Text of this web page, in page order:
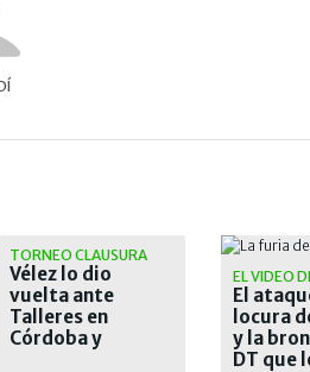
TORNEO CLAUSURA
Vélez lo dio
vuelta ante
Talleres en
Córdoba y
El
locura
y la
DT que